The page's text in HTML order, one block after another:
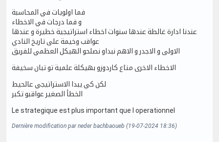
فما اولويات في المحاسبة
و فما درجات في الاخطاء
عندنا ادارة غالطة عندها سنوات اخطاء استراتيجية خطيرة و عندها
عواقب وخيمة على تاريخ النادي
الاولى و الاجدر و الاهم نبداو نصلحو الهيكل العظمي للفريق
الاخطاء الاخرى متاع كاردوزو بهيكلة علمية تو تبان سخيفة
لكن كي يبدا الاستراتيجي عالحيط
الخطأ الصغير عواقبو تكبر
Le strategique est plus important que l operationnel
Dernière modification par neder bachbaoueb (19-07-2024 18:36)